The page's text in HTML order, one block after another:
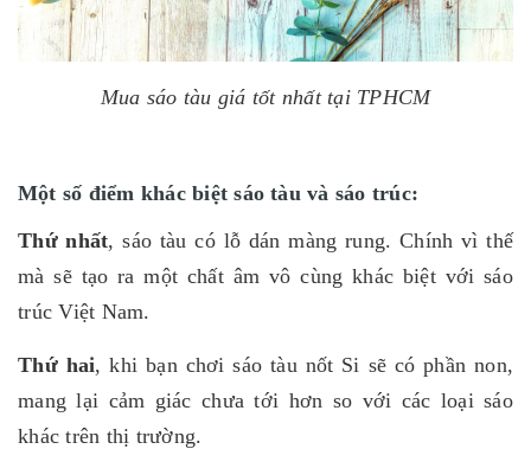
Mua sáo tàu giá tốt nhất tại TPHCM
Một số điểm khác biệt sáo tàu và sáo trúc:
Thứ nhất, sáo tàu có lỗ dán màng rung. Chính vì thế
mà sẽ tạo ra một chất âm vô cùng khác biệt với sáo
trúc Việt Nam.
Thứ hai, khi bạn chơi sáo tàu nốt Si sẽ có phần non,
mang lại cảm giác chưa tới hơn so với các loại sáo
khác trên thị trường.